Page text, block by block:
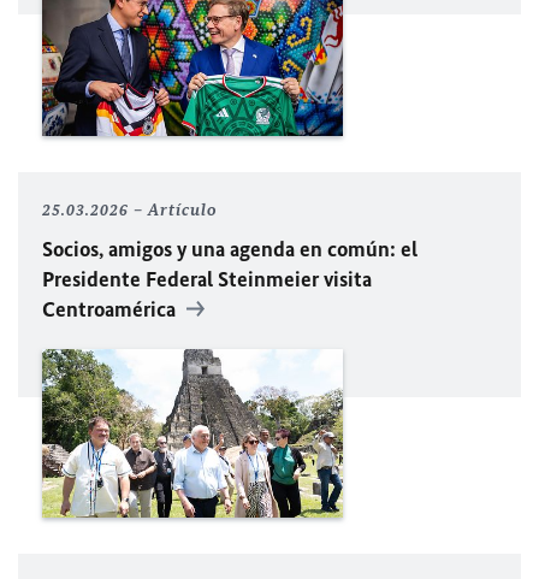
25.03.2026 Artículo
Socios, amigos y una agenda en común: el
Presidente Federal Steinmeier visita
Centroamérica